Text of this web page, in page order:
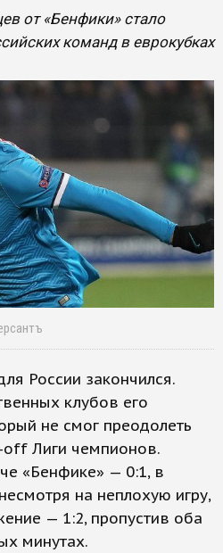
от «Бенфики» стало
команд в еврокубках
России закончился.
клубов его
не смог преодолеть
off Лиги чемпионов.
«Бенфике» — 0:1, в
на неплохую игру,
— 1:2, пропустив оба
минутах.